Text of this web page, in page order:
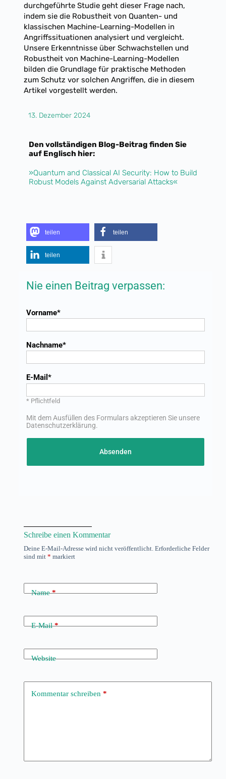
durchgeführte Studie geht dieser Frage nach,
indem sie die Robustheit von Quanten- und
klassischen Machine-Learning-Modellen in
Angriffssituationen analysiert und vergleicht.
Unsere Erkenntnisse über Schwachstellen und
Robustheit von Machine-Learning-Modellen
bilden die Grundlage für praktische Methoden
zum Schutz vor solchen Angriffen, die in diesem
Artikel vorgestellt werden.
13. Dezember 2024
Den vollständigen Blog-Beitrag finden Sie
auf Englisch hier:
»Quantum and Classical AI Security: How to Build
Robust Models Against Adversarial Attacks«
teilen teilen
teilen
Nie einen Beitrag verpassen:
Vorname
Nachname
E-Mail
* Pflichtfeld
Mit dem Ausfüllen des Formulars akzeptieren Sie unsere
Datenschutzerklärung.
Absenden
Schreibe einen Kommentar
Deine E-Mail-Adresse wird nicht veröffentlicht. Erforderliche Felder
sind mit * markiert
Name*
E-Mail*
Website
Kommentar schreiben *